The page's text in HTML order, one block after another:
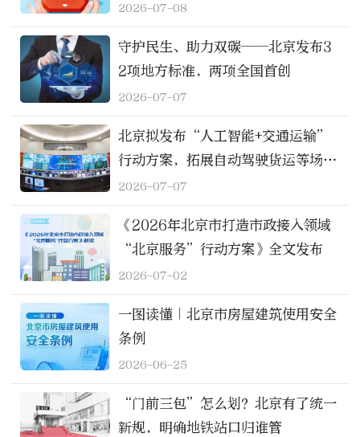
2026-07-08
守护民生、助力双碳——北京发布3
2项地方标准，两项全国首创
2026-07-07
北京拟发布“人工智能+交通运输”
行动方案，拓展自动驾驶货运等场景
应用
2026-07-07
《2026年北京市打造市政接入领域
“北京服务”行动方案》全文发布
2026-07-02
一图读懂｜北京市房屋建筑使用安全
条例
2026-06-25
“门前三包”怎么划？北京有了统一
新规，明确地铁站口归谁管